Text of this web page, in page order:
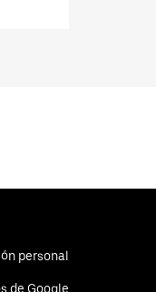
personal
de Google